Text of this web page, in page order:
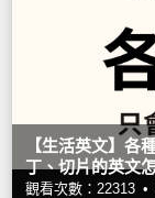
【生活英文】各
丁、切片的英文
觀看次數：22313 •